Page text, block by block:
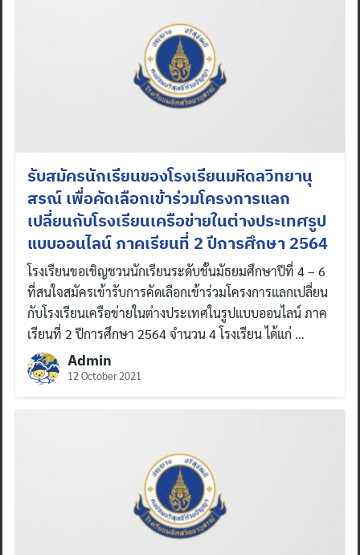
รับสมัครนักเรียนของโรงเรียนมหิดลวิทยานุ
สรณ์ เพื่อคัดเลือกเข้าร่วมโครงการแลก
เปลี่ยนกับโรงเรียนเครือข่ายในต่างประเทศรูป
แบบออนไลน์ ภาคเรียนที่ 2 ปีการศึกษา 2564
โรงเรียนขอเชิญชวนนักเรียนระดับชั้นมัธยมศึกษาปีที่ 4 – 6
ที่สนใจสมัครเข้ารับการคัดเลือกเข้าร่วมโครงการแลกเปลี่ยน
กับโรงเรียนเครือข่ายในต่างประเทศในรูปแบบออนไลน์ ภาค
เรียนที่ 2 ปีการศึกษา 2564 จำนวน 4 โรงเรียน ได้แก่ …
Admin
12 October 2021